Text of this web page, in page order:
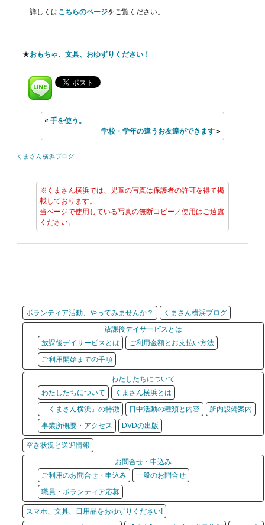
詳しくはこちらのページをご覧ください。
★おもちゃ、文具、おゆずりください！
«手を使う。
学校・学年の違うお友達ができます»
くまさん横浜ブログ
※くまさん横浜では、児童の写真は保護者の許可を得て掲
載しております。
当ページで使用している写真の無断コピー／使用はご遠慮
ください。
ボランティア活動、やってみませんか？
くまさん横浜ブログ
放課後デイサービスとは
放課後デイサービスとは
ご利用金額とお支払い方法
ご利用開始までの手順
わたしたちについて
わたしたちについて
くまさん横浜とは
「くまさん横浜」の特徴
日中活動の種類と内容
所内設備案内
事業所概要・アクセス
DVDの出版
空き状況と送迎情報
お問合せ・申込み
ご利用のお問合せ・申込み
一般のお問合せ
職員・ボランティア応募
スマホ、文具、日用品をおゆずりください!